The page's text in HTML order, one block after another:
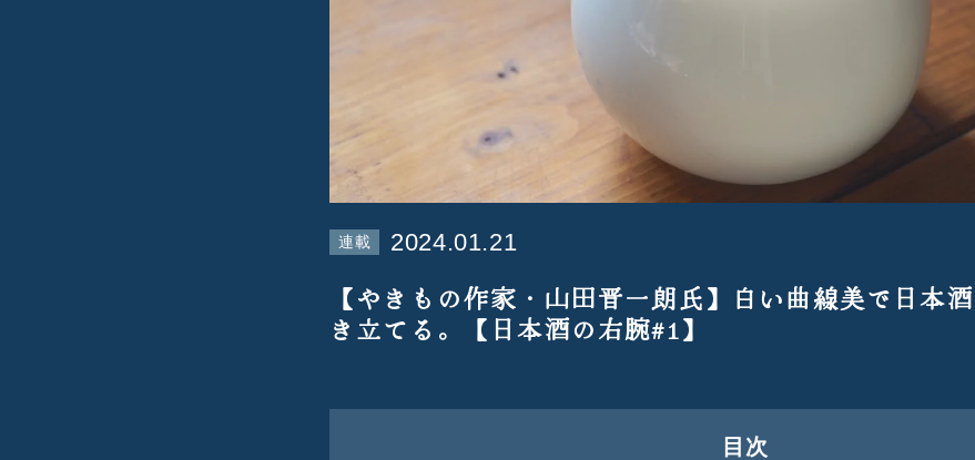
連載 2024.01.21
【やきもの作家・山田晋一朗氏】白い曲線美で日本
き立てる。【日本酒の右腕#1】
目次